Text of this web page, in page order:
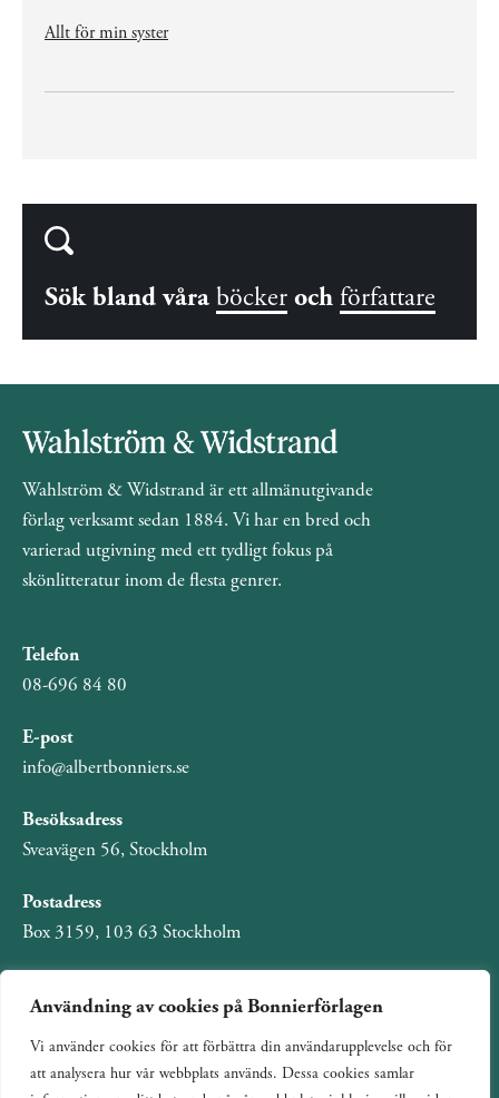
Användning av cookies på Bonnierförlagen
Vi använder cookies för att förbättra din användarupplevelse och för
att analysera hur vår webbplats används. Dessa cookies samlar
Allt för min syster
Sök bland våra böcker och författare
Wahlström & Widstrand är ett allmänutgivande
förlag verksamt sedan 1884. Vi har en bred och
varierad utgivning med ett tydligt fokus på
skönlitteratur inom de flesta genrer.
Telefon
08-696 84 80
E-post
info@albertbonniers.se
Besöksadress
Sveavägen 56, Stockholm
Postadress
Box 3159, 103 63 Stockholm
Om Bonnierförlagen